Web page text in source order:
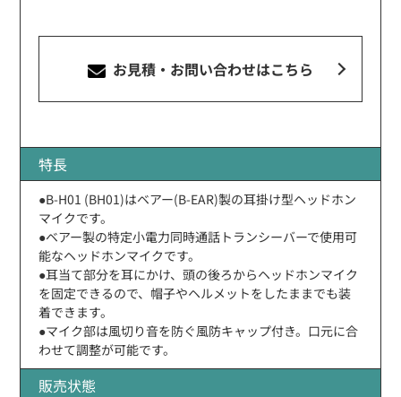
お見積・お問い合わせはこちら
特長
●B-H01 (BH01)はベアー(B-EAR)製の耳掛け型ヘッドホン
マイクです。
●ベアー製の特定小電力同時通話トランシーバーで使用可
能なヘッドホンマイクです。
●耳当て部分を耳にかけ、頭の後ろからヘッドホンマイク
を固定できるので、帽子やヘルメットをしたままでも装
着できます。
●マイク部は風切り音を防ぐ風防キャップ付き。口元に合
わせて調整が可能です。
販売状態